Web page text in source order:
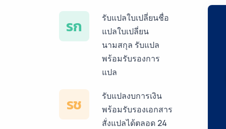
รก
รับแปลใบเปลี่ยนชื่อ
แปลใบเปลี่ยน
นามสกุล รับแปล
พร้อมรับรองการ
แปล
รช
รับแปลงบการเงิน
พร้อมรับรองเอกสาร
สั่งแปลได้ตลอด 24